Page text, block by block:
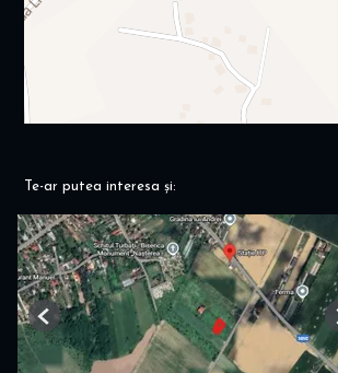
Te-ar putea interesa și:
Previous